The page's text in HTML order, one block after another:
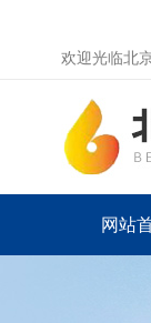
欢迎光临北
网站